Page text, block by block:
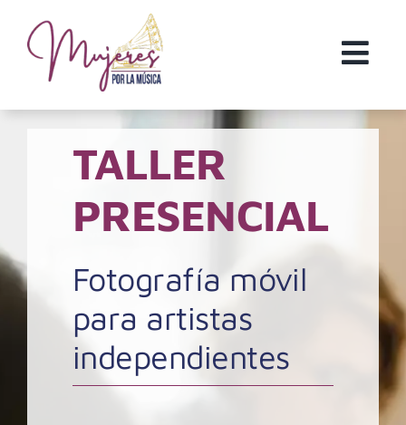
contenido
TALLER
PRESENCIAL
Fotografía móvil
para artistas
independientes